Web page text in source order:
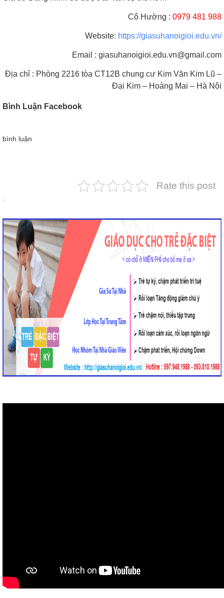
Cô Hường : 0979 481 988
Website: https://giasuhanoigioi.edu.vn/
Email : giasuhanoigioi.edu.vn@gmail.com
Địa chỉ : Phòng 2216 tòa CT12B chung cư Kim Văn Kim Lũ –
Đại Kim – Hoàng Mai – Hà Nội
Bình Luận Facebook
bình luận
Rate this post